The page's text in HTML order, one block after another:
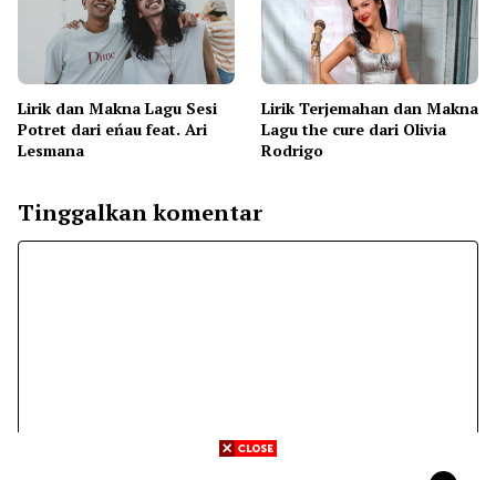
Lirik dan Makna Lagu Sesi
Potret dari eńau feat. Ari
Lesmana
Lirik Terjemahan dan Makna
Lagu the cure dari Olivia
Rodrigo
Tinggalkan komentar
Komentar